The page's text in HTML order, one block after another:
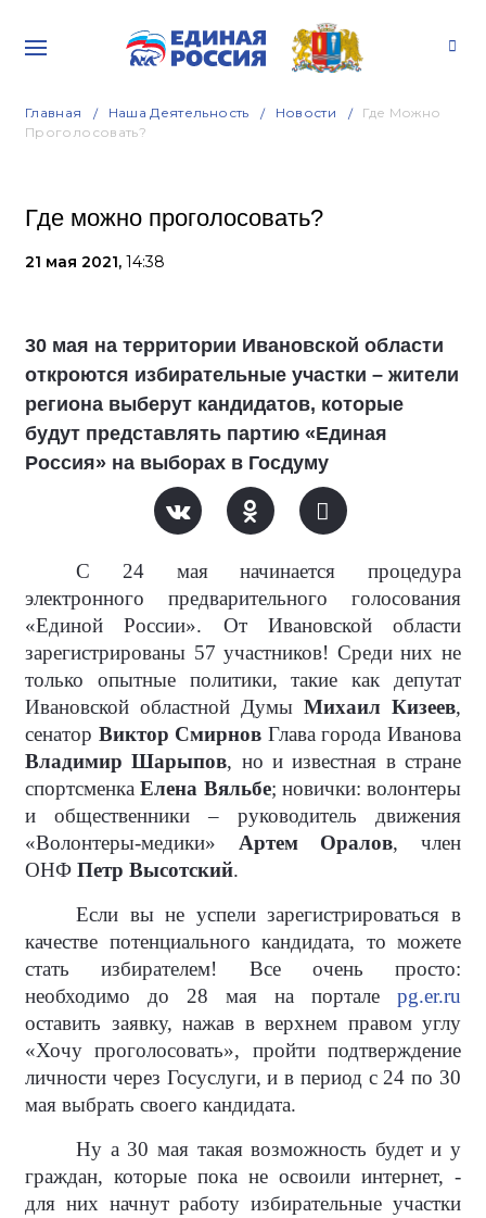
Главная Наша Деятельность Новости
Где Можно
Проголосовать?
Где можно проголосовать?
21 мая 2021, 14:38
30 мая на территории Ивановской области
откроются избирательные участки – жители
региона выберут кандидатов, которые
будут представлять партию «Единая
Россия» на выборах в Госдуму
С 24 мая начинается процедура
электронного предварительного голосования
«Единой России». От Ивановской области
зарегистрированы 57 участников! Среди них не
только опытные политики, такие как депутат
Ивановской областной Думы Михаил Кизеев,
сенатор Виктор Смирнов Глава города Иванова
Владимир Шарыпов, но и известная в стране
спортсменкаЕлена Вяльбе; новички: волонтеры
и общественники – руководитель движения
«Волонтеры-медики» Артем Оралов, член
ОНФ Петр Высотский.
Если вы не успели зарегистрироваться в
качестве потенциального кандидата, то можете
стать избирателем! Все очень просто:
необходимо до 28 мая на портале pg.er.ru
оставить заявку, нажав в верхнем правом углу
«Хочу проголосовать», пройти подтверждение
личности через Госуслуги, и в период с 24 по 30
мая выбрать своего кандидата.
Ну а 30 мая такая возможность будет и у
граждан, которые пока не освоили интернет, -
для них начнут работу избирательные участки